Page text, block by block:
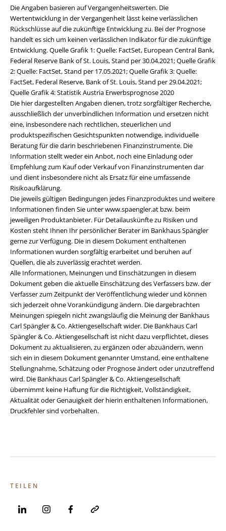
Die Angaben basieren auf Vergangenheitswerten. Die
Wertentwicklung in der Vergangenheit lässt keine verlässlichen
Rückschlüsse auf die zukünftige Entwicklung zu. Bei der Prognose
handelt es sich um keinen verlässlichen Indikator für die zukünftige
Entwicklung. Quelle Grafik 1: Quelle: FactSet, European Central Bank,
Federal Reserve Bank of St. Louis, Stand per 30.04.2021; Quelle Grafik
2: Quelle: FactSet, Stand per 17.05.2021; Quelle Grafik 3: Quelle:
FactSet, Federal Reserve, Bank of St. Louis, Stand per 29.04.2021;
Quelle Grafik 4: Statistik Austria Erwerbsprognose 2020
Die hier dargestellten Angaben dienen, trotz sorgfältiger Recherche,
ausschließlich der unverbindlichen Information und ersetzen nicht
eine, insbesondere nach rechtlichen, steuerlichen und
produktspezifischen Gesichtspunkten notwendige, individuelle
Beratung für die darin beschriebenen Finanzinstrumente. Die
Information stellt weder ein Anbot, noch eine Einladung oder
Empfehlung zum Kauf oder Verkauf von Finanzinstrumenten dar
und dient insbesondere nicht als Ersatz für eine umfassende
Risikoaufklärung.
Die jeweils gültigen Bedingungen jedes Finanzproduktes und weitere
Informationen finden Sie unter www.spaengler.at bzw. beim
jeweiligen Produktanbieter. Für Detailauskünfte zu Risiken und
Kosten steht Ihnen Ihr persönlicher Berater im Bankhaus Spängler
gerne zur Verfügung. Die in diesem Dokument enthaltenen
Informationen wurden sorgfältig erarbeitet und beruhen auf
Quellen, die als zuverlässig erachtet werden.
Alle Informationen, Meinungen und Einschätzungen in diesem
Dokument geben die aktuelle Einschätzung des Verfassers bzw. der
Verfasser zum Zeitpunkt der Veröffentlichung wieder und können
sich jederzeit ohne Vorankündigung ändern. Die dargebrachten
Meinungen spiegeln nicht zwangsläufig die Meinung der Bankhaus
Carl Spängler & Co. Aktiengesellschaft wider. Die Bankhaus Carl
Spängler & Co. Aktiengesellschaft ist nicht dazu verpflichtet, dieses
Dokument zu aktualisieren, zu ergänzen oder abzuändern, wenn
sich ein in diesem Dokument genannter Umstand, eine enthaltene
Stellungnahme, Schätzung oder Prognose ändert oder unzutreffend
wird. Die Bankhaus Carl Spängler & Co. Aktiengesellschaft
übernimmt keine Haftung für die Richtigkeit, Vollständigkeit,
Aktualität oder Genauigkeit der hierin enthaltenen Informationen,
Druckfehler sind vorbehalten.
TEILEN